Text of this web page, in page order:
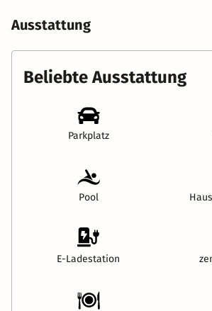
Ausstattung
Beliebte Ausstattung
Parkplatz
Pool
E-Ladestation